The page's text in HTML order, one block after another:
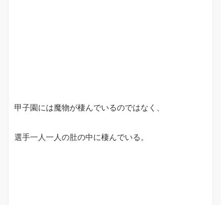
甲子園には魔物が棲んでいるのではなく、
選手一人一人の肚の中に棲んでいる。